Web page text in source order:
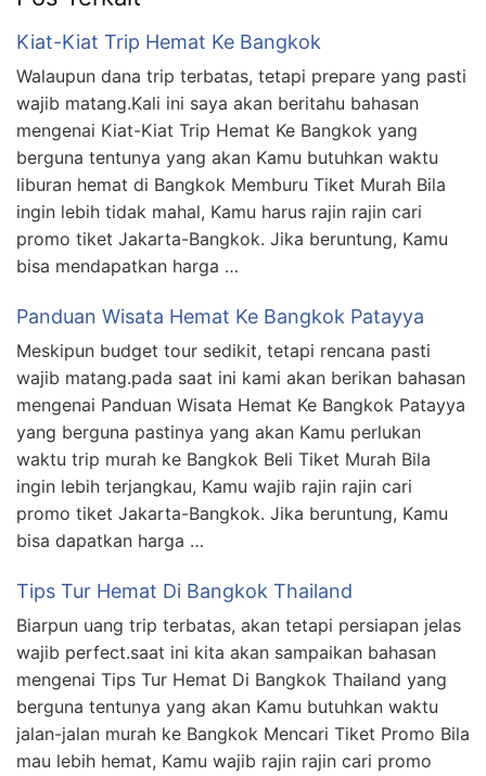
Kiat-Kiat Trip Hemat Ke Bangkok
Walaupun dana trip terbatas, tetapi prepare yang pasti
wajib matang.Kali ini saya akan beritahu bahasan
mengenai Kiat-Kiat Trip Hemat Ke Bangkok yang
berguna tentunya yang akan Kamu butuhkan waktu
liburan hemat di Bangkok Memburu Tiket Murah Bila
ingin lebih tidak mahal, Kamu harus rajin rajin cari
promo tiket Jakarta-Bangkok. Jika beruntung, Kamu
bisa mendapatkan harga …
Panduan Wisata Hemat Ke Bangkok Patayya
Meskipun budget tour sedikit, tetapi rencana pasti
wajib matang.pada saat ini kami akan berikan bahasan
mengenai Panduan Wisata Hemat Ke Bangkok Patayya
yang berguna pastinya yang akan Kamu perlukan
waktu trip murah ke Bangkok Beli Tiket Murah Bila
ingin lebih terjangkau, Kamu wajib rajin rajin cari
promo tiket Jakarta-Bangkok. Jika beruntung, Kamu
bisa dapatkan harga …
Tips Tur Hemat Di Bangkok Thailand
Biarpun uang trip terbatas, akan tetapi persiapan jelas
wajib perfect.saat ini kita akan sampaikan bahasan
mengenai Tips Tur Hemat Di Bangkok Thailand yang
berguna tentunya yang akan Kamu butuhkan waktu
jalan-jalan murah ke Bangkok Mencari Tiket Promo Bila
mau lebih hemat, Kamu wajib rajin rajin cari promo